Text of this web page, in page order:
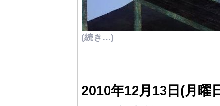
(続き…)
2010年12月13日(月曜